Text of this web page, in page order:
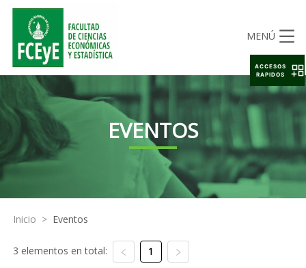
MENÚ
EVENTOS
Inicio > Eventos
3 elementos en total: 1
ACCESOS
RAPIDOS